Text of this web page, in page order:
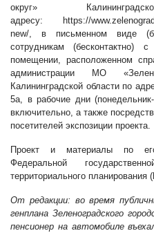
округ»
адресу: https://
new/ , в письменном виде
сотрудникам (бесконтактно)
помещении, расположенном
администрации МО
Калининградской области по
5а, в рабочие дни
включительно, а также
посетителей экспозиции проекта.
Проект и материалы по
Федеральной
территориального планирования (
От редакции: во время
генплана Зеленоградского
пенсионер на автомобиле